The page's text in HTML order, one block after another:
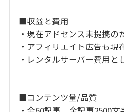
■収益と費用
・現在アドセンス未提携の
・アフィリエイト広告も現
・レンタルサーバー費用と
■コンテンツ量/品質